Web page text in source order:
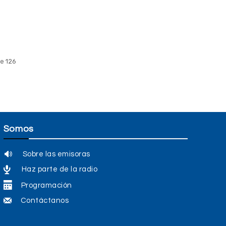
126
Somos
Sobre las emisoras
Haz parte de la radio
Programación
Contáctanos